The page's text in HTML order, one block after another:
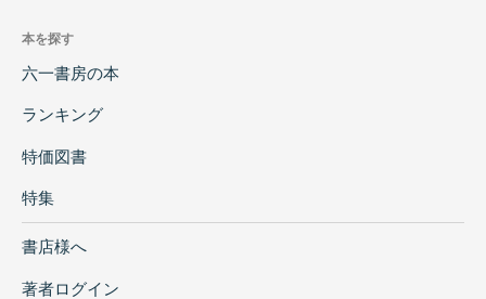
本を探す
六一書房の本
ランキング
特価図書
特集
書店様へ
著者ログイン